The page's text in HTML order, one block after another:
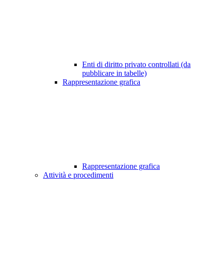
Enti di diritto privato controllati (da
pubblicare in tabelle)
Rappresentazione grafica
Rappresentazione grafica
Attività e procedimenti